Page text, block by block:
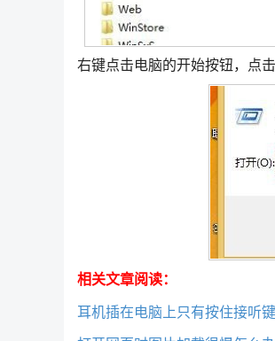
右键点击电脑的开始按钮，点
相关文章阅读：
耳机插在电脑上只有按住接听